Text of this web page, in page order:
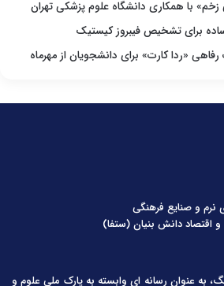
زخم» با همکاری دانشگاه علوم پزشکی تهران
برای تشخیص فیبروز کیستیک
«ردا کارت» برای دانشجویان از مهرماه
نرم و صنایع فرهنگی
اقتصاد دانش بنیان (ستفا)
به عنوان رسانه ای وابسته به پارک ملی علوم و